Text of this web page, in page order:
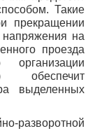
Такие
прекращении
напряжения на
проезда
организации
обеспечит
выделенных